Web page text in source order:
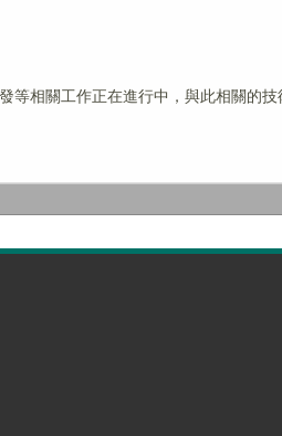
相關工作正在進行中，與此相關的